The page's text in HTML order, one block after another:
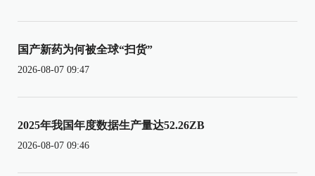
国产新药为何被全球“扫货”
2026-08-07 09:47
2025年我国年度数据生产量达52.26ZB
2026-08-07 09:46